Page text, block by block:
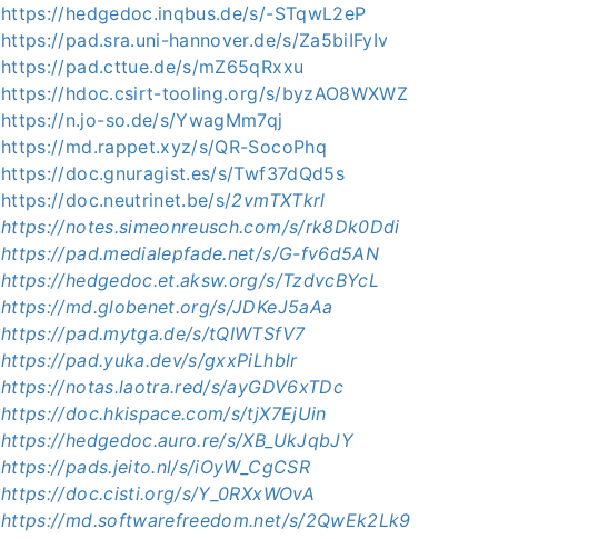
https://hedgedoc.inqbus.de/s/-STqwL2eP
https://pad.sra.uni-hannover.de/s/Za5biIFyIv
https://pad.cttue.de/s/mZ65qRxxu
https://hdoc.csirt-tooling.org/s/byzAO8WXWZ
https://n.jo-so.de/s/YwagMm7qj
https://md.rappet.xyz/s/QR-SocoPhq
https://doc.gnuragist.es/s/Twf37dQd5s
https://doc.neutrinet.be/s/2vmTXTkrl
https://notes.simeonreusch.com/s/rk8Dk0Ddi
https://pad.medialepfade.net/s/G-fv6d5AN
https://hedgedoc.et.aksw.org/s/TzdvcBYcL
https://md.globenet.org/s/JDKeJ5aAa
https://pad.mytga.de/s/tQIWTSfV7
https://pad.yuka.dev/s/gxxPiLhblr
https://notas.laotra.red/s/ayGDV6xTDc
https://doc.hkispace.com/s/tjX7EjUin
https://hedgedoc.auro.re/s/XB_UkJqbJY
https://pads.jeito.nl/s/iOyW_CgCSR
https://doc.cisti.org/s/Y_0RXxWOvA
https://md.softwarefreedom.net/s/2QwEk2Lk9